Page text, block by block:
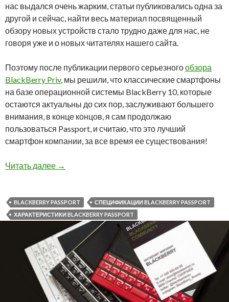
нас выдался очень жарким, статьи публиковались одна за
другой и сейчас, найти весь материал посвященный
обзору новых устройств стало трудно даже для нас, не
говоря уже и о новых читателях нашего сайта.
Поэтому после публикации первого серьезногообзора
BlackBerry Priv, мы решили, что классические смартфоны
на базе операционной системы BlackBerry 10, которые
остаются актуальны до сих пор, заслуживают большего
внимания, в конце концов, я сам продолжаю
пользоваться Passport, и считаю, что это лучший
смартфон компании, за все время ее существования!
Читать далее Обновленный обзор смартфона BlackBerry
→
BLACKBERRY PASSPORT
СПЕЦИФИКАЦИИ BLACKBERRY PASSPORT
ХАРАКТЕРИСТИКИ BLACKBERRY PASSPORT